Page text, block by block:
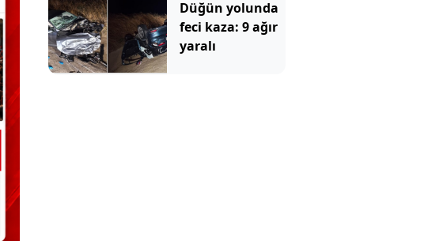
Düğün yolunda
feci kaza: 9 ağır
yaralı